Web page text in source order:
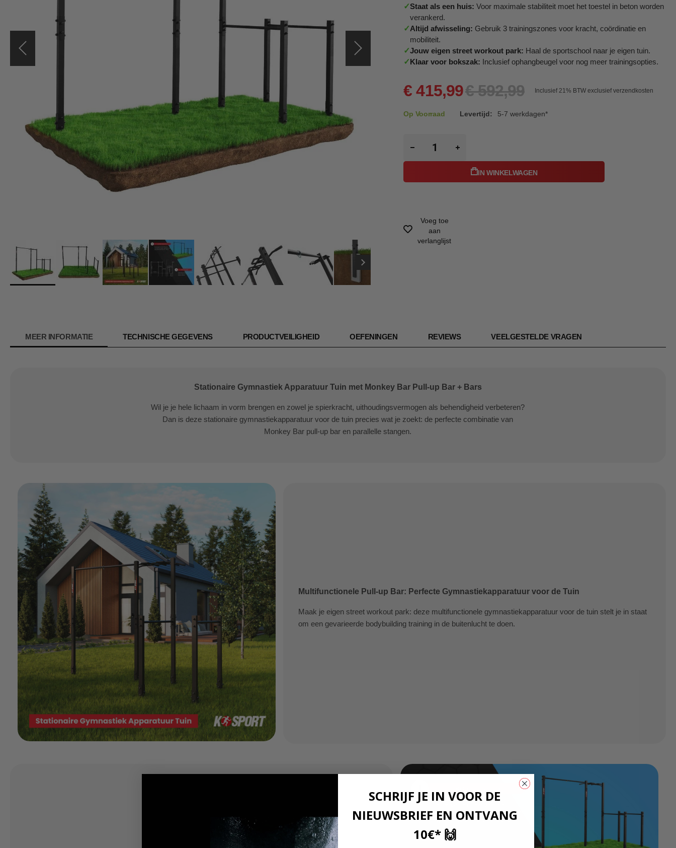
✓Staat als een huis: Voor maximale stabiliteit moet het toestel in beton worden
verankerd.
✓Altijd afwisseling: Gebruik 3 trainingszones voor kracht, coördinatie en
mobiliteit.
✓Jouw eigen street workout park: Haal de sportschool naar je eigen tuin.
✓Klaar voor bokszak: Inclusief ophangbeugel voor nog meer trainingsopties.
€ 415,99€ 592,99 Inclusief 21% BTW exclusief verzendkosten
Op Voorraad Levertijd: 5-7 werkdagen*
IN WINKELWAGEN
Voeg toe
aan
verlanglijst
MEER INFORMATIE
Stationaire Gymnastiek Apparatuur Tuin met Monkey Bar Pull-up Bar + Bars
Wil je je hele lichaam in vorm brengen en zowel je spierkracht, uithoudingsvermogen als behendigheid verbeteren?
Dan is deze stationaire gymnastiekapparatuur voor de tuin precies wat je zoekt: de perfecte combinatie van
Monkey Bar pull-up bar en parallelle stangen.
Multifunctionele Pull-up Bar: Perfecte Gymnastiekapparatuur voor de Tuin
Maak je eigen street workout park: deze multifunctionele gymnastiekapparatuur voor de tuin stelt je in staat
om een gevarieerde bodybuilding training in de buitenlucht te doen.
TECHNISCHE GEGEVENS PRODUCTVEILIGHEID OEFENINGEN REVIEWS VEELGESTELDE VRAGEN
SCHRIJF JE IN VOOR DE
NIEUWSBRIEF EN ONTVANG
10€* 🙌